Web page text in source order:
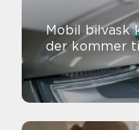
Mobil bilvask
der kommer